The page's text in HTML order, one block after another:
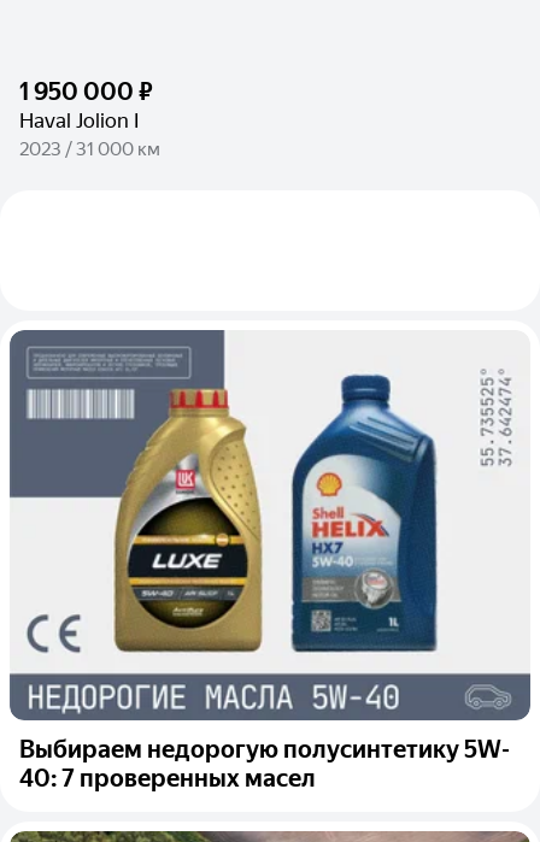
1 950 000 ₽
Haval Jolion I
2023 / 31 000 км
Выбираем недорогую полусинтетику 5W-
40: 7 проверенных масел